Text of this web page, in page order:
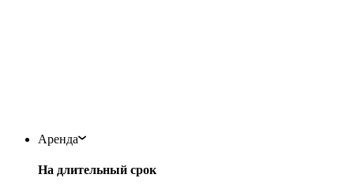
Аренда
На длительный срок